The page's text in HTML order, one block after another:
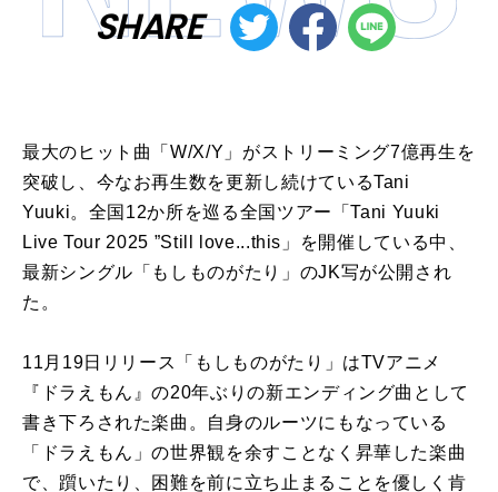
SHARE
最大のヒット曲「W/X/Y」がストリーミング7億再生を
突破し、今なお再生数を更新し続けているTani
Yuuki。全国12か所を巡る全国ツアー「Tani Yuuki
Live Tour 2025 ”Still love...this」を開催している中、
最新シングル「もしものがたり」のJK写が公開され
た。
11月19日リリース「もしものがたり」はTVアニメ
『ドラえもん』の20年ぶりの新エンディング曲として
書き下ろされた楽曲。自身のルーツにもなっている
「ドラえもん」の世界観を余すことなく昇華した楽曲
で、躓いたり、困難を前に立ち止まることを優しく肯